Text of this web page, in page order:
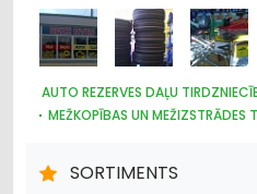
AUTO REZERVES DAĻU
MEŽKOPĪBAS UN MEŽIZSTRĀDES
INSTRUMENTU UN DARBARĪKU
MOTORU EĻĻAS, SMĒRVIELAS
SORTIMENTS